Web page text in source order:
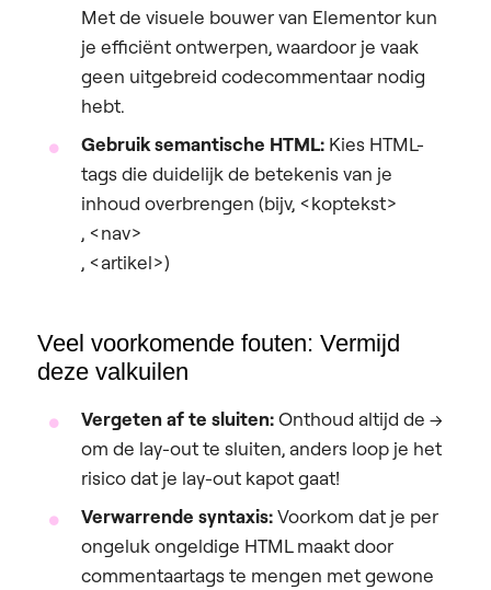
Met de visuele bouwer van Elementor kun
je efficiënt ontwerpen, waardoor je vaak
geen uitgebreid codecommentaar nodig
hebt.
Gebruik semantische HTML: Kies HTML-
tags die duidelijk de betekenis van je
inhoud overbrengen (bijv, <koptekst>
, <nav>
, <artikel>)
Veel voorkomende fouten: Vermijd
deze valkuilen
Vergeten af te sluiten:Onthoud altijd de –>
om de lay-out te sluiten, anders loop je het
risico dat je lay-out kapot gaat!
Verwarrende syntaxis:Voorkom dat je per
ongeluk ongeldige HTML maakt door
commentaartags te mengen met gewone